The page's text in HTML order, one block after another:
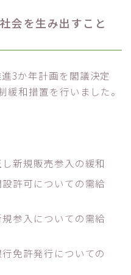
会を生み出すこと
3か年計画を閣議決定
緩和措置を行いました。
新規販売参入の緩和
許可についての需給
参入についての需給
免許発行についての